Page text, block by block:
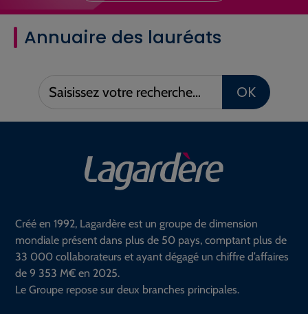
Annuaire des lauréats
Saisissez
votre
OK
Créé en 1992, Lagardère est un groupe de dimension
mondiale présent dans plus de 50 pays, comptant plus de
33 000 collaborateurs et ayant dégagé un chiffre d’affaires
de 9 353 M€ en 2025.
Le Groupe repose sur deux branches principales.